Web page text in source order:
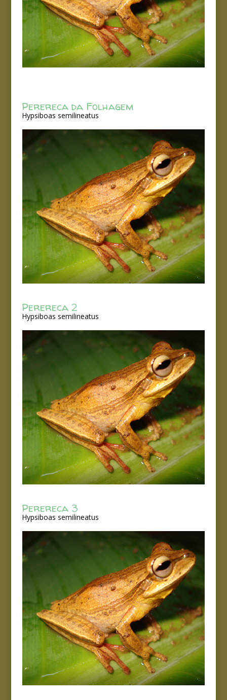
Perereca da Folhagem
Hypsiboas semilineatus
Perereca 2
Hypsiboas semilineatus
Perereca 3
Hypsiboas semilineatus